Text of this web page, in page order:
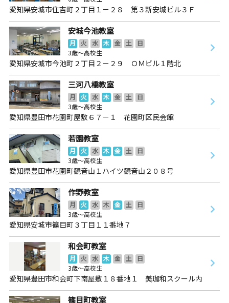
愛知県安城市住吉町２丁目１－２８ 第３新安城ビル３Ｆ
安城今池教室
月 火 水 木 金 土
日
3歳～高校生
愛知県安城市今池町２丁目２－２９ ＯＭビル１階北
三河八橋教室
月 火 水 木 金 土
日
3歳～高校生
愛知県豊田市花園町屋敷６７－１ 花園町区民会館
若園教室
月 火 水 木 金 土
日
3歳～高校生
愛知県豊田市花園町観音山１ハイツ観音山２０８号
作野教室
月 火 水 木 金 土
日
3歳～高校生
愛知県安城市篠目町３丁目１１番地７
和会町教室
月 火 水 木 金 土
日
3歳～高校生
愛知県豊田市和会町下南屋敷１８番地１ 美珈和スクール内
篠目町教室